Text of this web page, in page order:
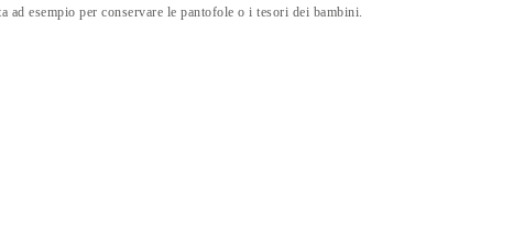
ad esempio per conservare le pantofole o i tesori dei bambini.